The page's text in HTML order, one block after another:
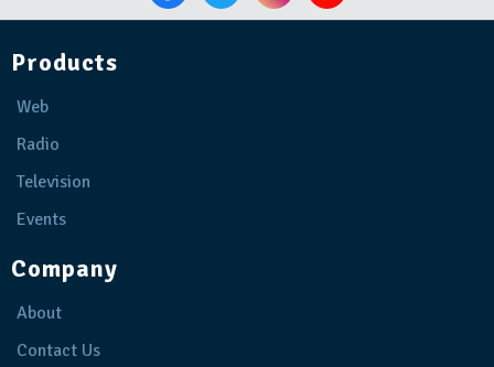
Products
Web
Radio
Television
Events
Company
About
Contact Us